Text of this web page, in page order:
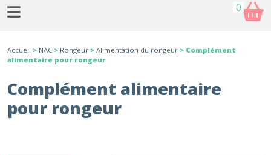
0
Accueil > NAC > Rongeur > Alimentation du rongeur > Complément
alimentaire pour rongeur
Complément alimentaire
pour rongeur